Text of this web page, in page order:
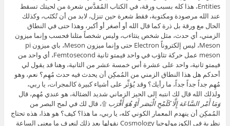
Entities، هذا كله بسبب ورقة، في الكتاب المُقدَّس شعرة من لحيتك تسقط
عند الله مرصودة ومكتوبة، فقط شعرة حين تنزل، لابد من أن تُكتَب، وكذلك
الحال مع ورقة بل ذرة كما قال الله أو أصغر أو أكبر، وهذا حتى في النطاق
الزمني، أي حدث، مثل شخص يتثاءب، وليس شخصاً مثلنا فحسب وإنما ميزون
Meson، ليس إلكتروناً Electron حتى وإنما ميزون Meson، باي ميزون pi
meson عمل حركة تثاؤب في واحد فيمتو ثانية Femtosecond، أي واحد من
فيمتو ثانية، واحد على عشرة أس خمسة عشر من الثانية، وهنا قد يقول لي
أحدكم هل هذا النطاق الزمني من المُمكِن أن يحدث فيه حدث مُهِم؟ نعم، وهو
مُهِم جداً جداً جداً، ما رأيك؟ وقد يُؤثِّر على أشياء كبيرة كالمجرات، يا ربي،
ولذلك الله قال لك انتبه إلى الحيز الزماني شديد الضئالة، هو عندي مُهِم، قال
وَمَا أَمْر السَّاعَة إِلَّا كَلَمْحِ الْبَصَر أَوْ هُوَ أَقْرَب ۩، قال لك في لمح البصر من
المُمكِن أن ينهدم المعمار الكوني كله، يا ربي، ما هذا؟ كيف؟ هو هذا، هذه تحتاج
نظرية في الكوزمولوجيا Cosmology نقولها بعد ذلك لنعرف ما معنى الساعة